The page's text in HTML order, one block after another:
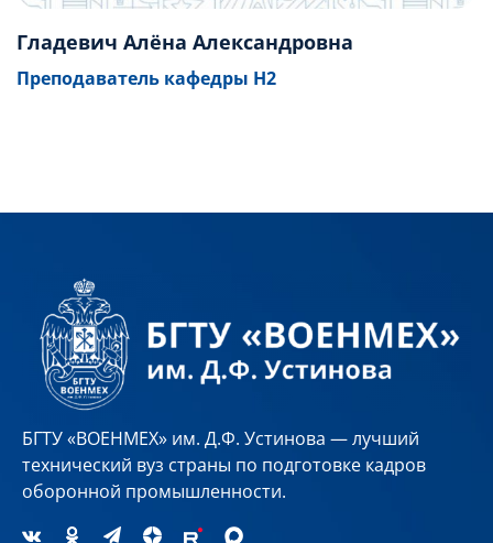
Гладевич Алёна Александровна
Преподаватель кафедры Н2
БГТУ «ВОЕНМЕХ» им. Д.Ф. Устинова — лучший
технический вуз страны по подготовке кадров
оборонной промышленности.